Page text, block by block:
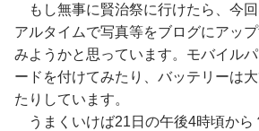
もし無事に賢治祭に行けたら、今回
アルタイムで写真等をブログにアッ
みようかと思っています。モバイル
ードを付けてみたり、バッテリーは
たりしています。
うまくいけば21日の午後4時頃から